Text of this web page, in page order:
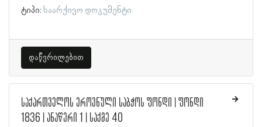
ტიპი: საარქივო დოკუმენტი
დაწვრილებით
საქართველოს ეროვნული საბჭოს ფონდი | ფონდი
1836 | ანაწერი 1 | საქმე 40